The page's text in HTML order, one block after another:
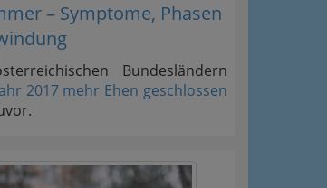
– Symptome, Phasen
Bundesländern
2017 mehr Ehen geschlossen